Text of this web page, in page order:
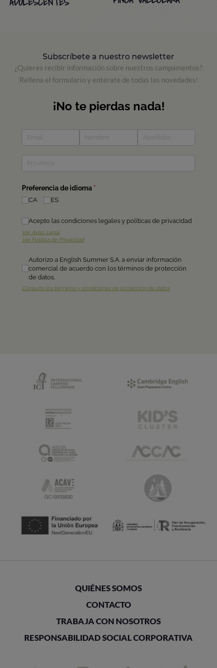
Subscríbete a nuestro newsletter
¿Quieres recibir información sobre nuestros campamentos?
Rellena el formulario y entérate de todas las novedades!
QUIÉNES SOMOS
CONTACTO
TRABAJA CON NOSOTROS
RESPONSABILIDAD SOCIAL CORPORATIVA